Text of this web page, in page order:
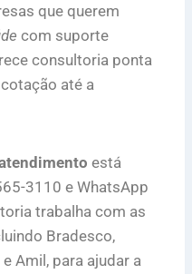
que querem
com suporte
consultoria ponta
até a
está
3110 e WhatsApp
trabalha com as
Bradesco,
Amil, para ajudar a